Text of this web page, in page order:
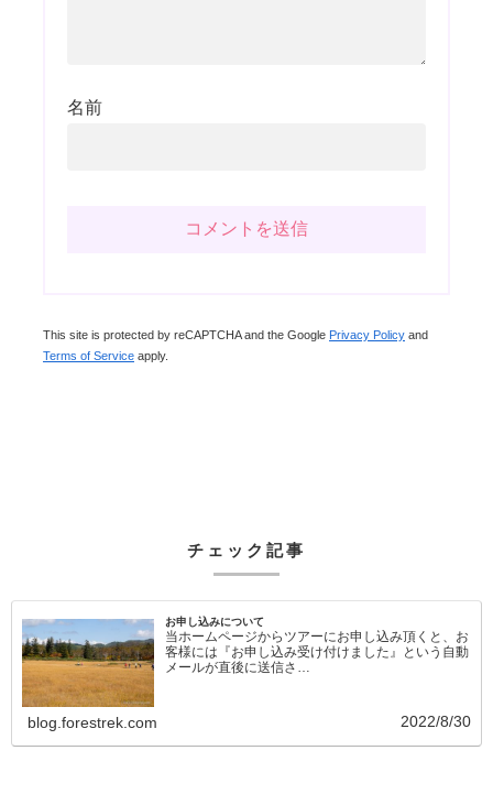
名前
This site is protected by reCAPTCHA and the Google Privacy Policy and
Terms of Service apply.
チェック記事
お申し込みについて
当ホームページからツアーにお申し込み頂くと、お
客様には『お申し込み受け付けました』という自動
メールが直後に送信さ…
blog.forestrek.com 2022/8/30